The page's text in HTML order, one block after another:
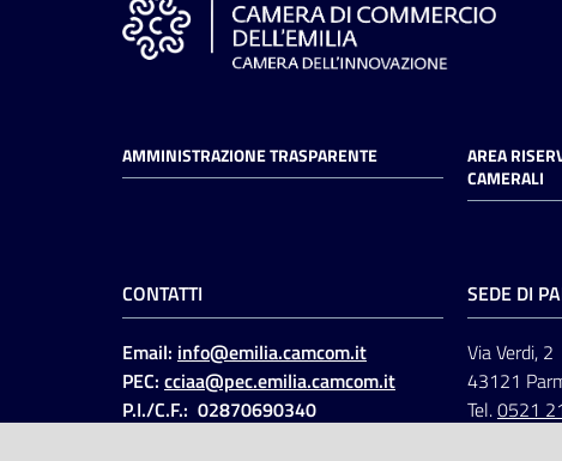
AMMINISTRAZIONE TRASPARENTE
AREA
CAMERALI
CONTATTI
Email: info@emilia.camcom.it
PEC: cciaa@pec.emilia.camcom.it
P.I./C.F.: 02870690340
SEDE DI
Via Verdi, 2
43121
Tel.0521